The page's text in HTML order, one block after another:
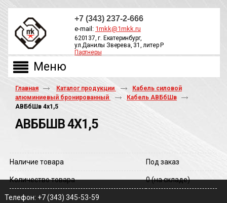
+7 (343) 237-2-666
e-mail: 1mkk@1mkk.ru
620137, г. Екатеринбург,
ул.Данилы Зверева, 31, литер Р
Партнеры
Главная Каталог продукции
Кабель силовой
алюминиевый бронированный
Кабель АВБбШв
АВБбШв 4х1,5
АВББШВ 4Х1,5
Наличие товара Под заказ
Количество товара 0(на складе)
Телефон: +7 (343) 345-53-59